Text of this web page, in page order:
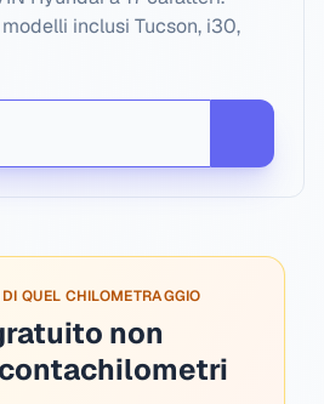
inclusi Tucson, i30,
QUEL CHILOMETRAGGIO
non